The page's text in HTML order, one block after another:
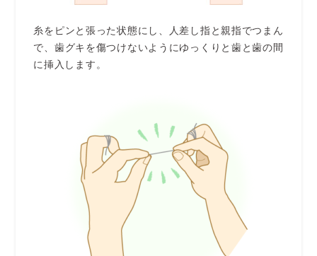
糸をピンと張った状態にし、人差し指と親指でつまん
で、歯グキを傷つけないようにゆっくりと歯と歯の間
に挿入します。